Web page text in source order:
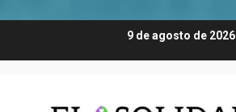
9 de agosto de 2026